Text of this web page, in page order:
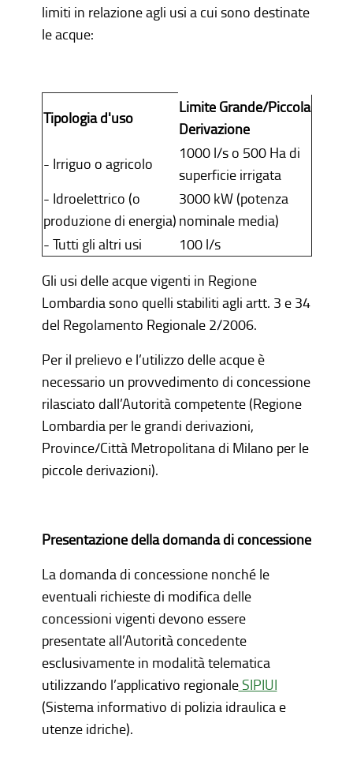
limiti in relazione agli usi a cui sono destinate
le acque:
Tipologia d'uso
Limite Grande/Piccola
Derivazione
- Irriguo o agricolo
1000 l/s o 500 Ha di
superficie irrigata
- Idroelettrico (o
produzione di energia)
3000 kW (potenza
nominale media)
- Tutti gli altri usi
100 l/s
Gli usi delle acque vigenti in Regione
Lombardia sono quelli stabiliti agli artt. 3 e 34
del Regolamento Regionale 2/2006.
Per il prelievo e l’utilizzo delle acque è
necessario un provvedimento di concessione
rilasciato dall’Autorità competente (Regione
Lombardia per le grandi derivazioni,
Province/Città Metropolitana di Milano per le
piccole derivazioni).
Presentazione della domanda di concessione
La domanda di concessione nonché le
eventuali richieste di modifica delle
concessioni vigenti devono essere
presentate all’Autorità concedente
esclusivamente in modalità telematica
utilizzando l’applicativo regionaleSIPIUI
(Sistema informativo di polizia idraulica e
utenze idriche).